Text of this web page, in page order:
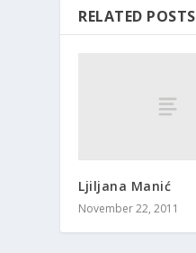
RELATED POSTS
Ljiljana Manić
November 22, 2011